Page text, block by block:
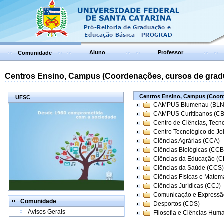
Comunidade Aluno Professor
Centros Ensino, Campus (Coordenações, cursos de
UFSC
Comunidade
Avisos Gerais
Centros Ensino, Campus
CAMPUS Blumenau
CAMPUS Curitibanos
Centro de Ciências,
Centro Tecnológico de
Ciências Agrárias (CCA)
Ciências Biológicas
Ciências da Educação
Ciências da Saúde (CCS)
Ciências Físicas e
Ciências Jurídicas (CCJ)
Comunicação e
Desportos (CDS)
Filosofia e Ciências